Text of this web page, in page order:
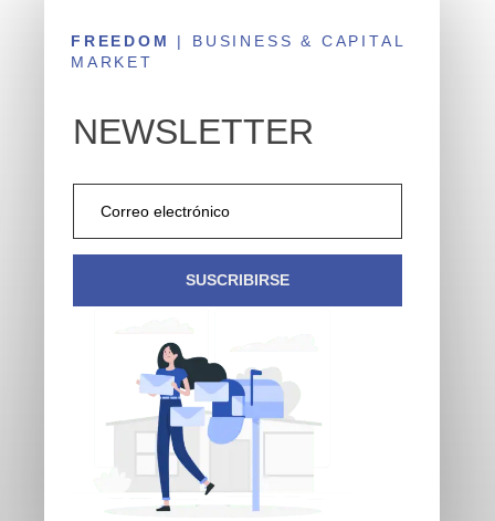
FREEDOM
| BUSINESS & CAPITAL
MARKET
NEWSLETTER
SUSCRIBIRSE